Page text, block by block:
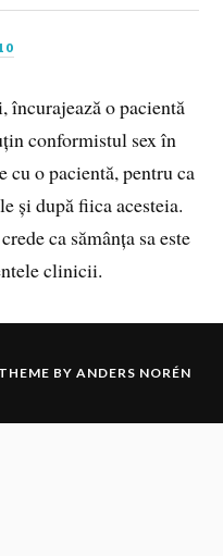
încurajează o pacientă
conformistul sex în
cu o pacientă, pentru ca
și după fiica acesteia.
ca sămânța sa este
clinicii.
THEME BY ANDERS NORÉN